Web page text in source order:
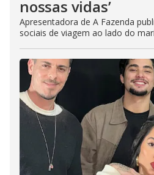
nossas vidas’
Apresentadora de A Fazenda
sociais de viagem ao lado do